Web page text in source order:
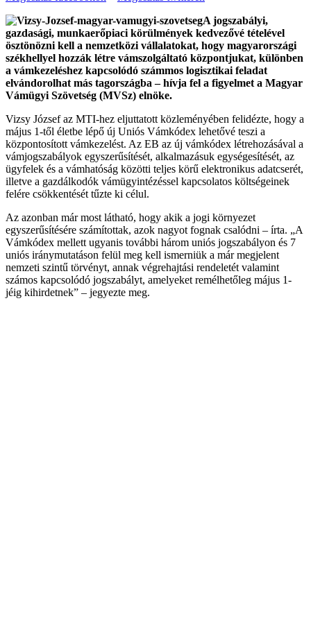
A jogszabályi,
gazdasági, munkaerőpiaci körülmények kedvezővé tételével
ösztönözni kell a nemzetközi vállalatokat, hogy magyarországi
székhellyel hozzák létre vámszolgáltató központjukat, különben
a vámkezeléshez kapcsolódó számmos logisztikai feladat
elvándorolhat más tagországba – hívja fel a figyelmet a Magyar
Vámügyi Szövetség (MVSz) elnöke.
Vizsy József az MTI-hez eljuttatott közleményében felidézte, hogy a
május 1-től életbe lépő új Uniós Vámkódex lehetővé teszi a
központosított vámkezelést. Az EB az új vámkódex létrehozásával a
vámjogszabályok egyszerűsítését, alkalmazásuk egységesítését, az
ügyfelek és a vámhatóság közötti teljes körű elektronikus adatcserét,
illetve a gazdálkodók vámügyintézéssel kapcsolatos költségeinek
felére csökkentését tűzte ki célul.
Az azonban már most látható, hogy akik a jogi környezet
egyszerűsítésére számítottak, azok nagyot fognak csalódni – írta. „A
Vámkódex mellett ugyanis további három uniós jogszabályon és 7
uniós iránymutatáson felül meg kell ismerniük a már megjelent
nemzeti szintű törvényt, annak végrehajtási rendeletét valamint
számos kapcsolódó jogszabályt, amelyeket remélhetőleg május 1-
jéig kihirdetnek” – jegyezte meg.